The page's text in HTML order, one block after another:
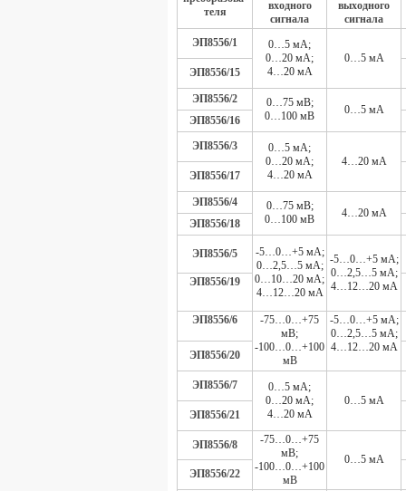
теля
входного
сигнала
выходного
сигнала
ЭП8556/1
0…5 мА;
0…20 мА;
4…20 мА
0…5 мА
ЭП8556/15
ЭП8556/2
0…75 мВ;
0…100 мВ
0…5 мА
ЭП8556/16
ЭП8556/3
0…5 мА;
0…20 мА;
4…20 мА
4…20 мА
ЭП8556/17
ЭП8556/4
0…75 мВ;
0…100 мВ
4…20 мА
ЭП8556/18
ЭП8556/5
-5…0…+5 мА;
0…2,5…5 мА;
0…10…20 мА;
4…12…20 мА
-5…0…+5 мА;
0…2,5…5 мА;
4…12…20 мА
ЭП8556/19
ЭП8556/6
-75…0…+75
мВ;
-100…0…+100
мВ
-5…0…+5 мА;
0…2,5…5 мА;
4…12…20 мА
ЭП8556/20
ЭП8556/7
0…5 мА;
0…20 мА;
4…20 мА
0…5 мА
ЭП8556/21
ЭП8556/8
-75…0…+75
мВ;
-100…0…+100
мВ
0…5 мА
ЭП8556/22